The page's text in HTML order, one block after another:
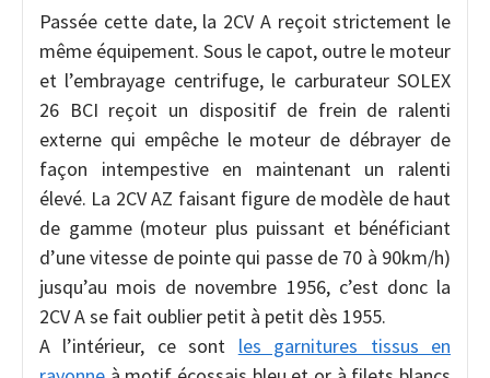
Passée cette date, la 2CV A reçoit strictement le
même équipement. Sous le capot, outre le moteur
et l’embrayage centrifuge, le carburateur SOLEX
26 BCI reçoit un dispositif de frein de ralenti
externe qui empêche le moteur de débrayer de
façon intempestive en maintenant un ralenti
élevé. La 2CV AZ faisant figure de modèle de haut
de gamme (moteur plus puissant et bénéficiant
d’une vitesse de pointe qui passe de 70 à 90km/h)
jusqu’au mois de novembre 1956, c’est donc la
2CV A se fait oublier petit à petit dès 1955.
A l’intérieur, ce sont les garnitures tissus en